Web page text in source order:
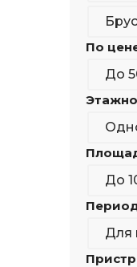
По
До
До
Для